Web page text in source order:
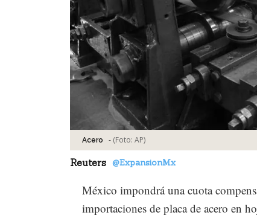
Acero - (Foto: AP)
Reuters @ExpansionMx
México impondrá una cuota
importaciones de placa de acero en